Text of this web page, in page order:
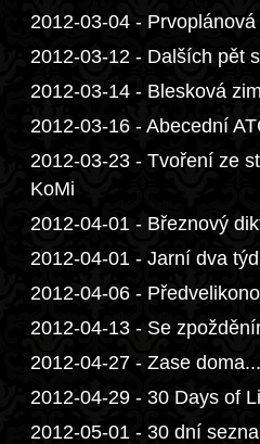
2012-03-04 -
2012-03-12 - Dalších pět
2012-03-14 - Blesková
2012-03-16 - Abecední
2012-03-23 - Tvoření ze
KoMi
2012-04-01 - Březnový
2012-04-01 - Jarní dva
2012-04-06 -
2012-04-13 - Se
2012-04-27 - Zase doma...
2012-04-29 - 30 Days of
2012-05-01 - 30 dní